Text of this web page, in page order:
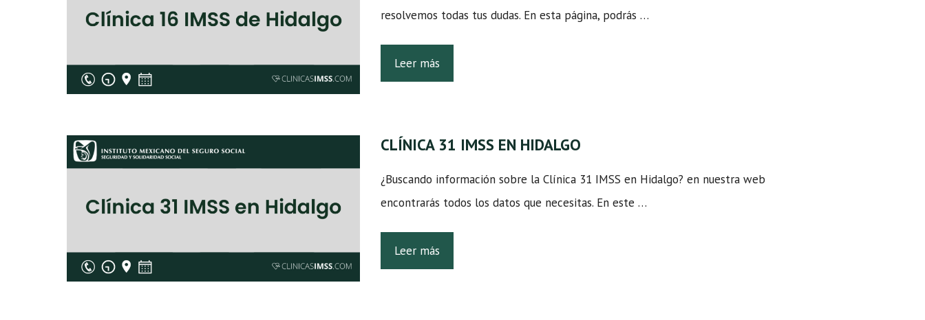
resolvemos todas tus dudas. En esta página, podrás …
Leer más
CLÍNICA 31 IMSS EN HIDALGO
¿Buscando información sobre la Clínica 31 IMSS en Hidalgo? en nuestra web
encontrarás todos los datos que necesitas. En este …
Leer más